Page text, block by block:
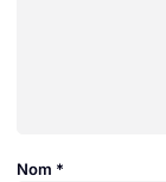
Nom *